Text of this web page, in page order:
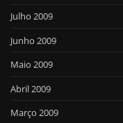
Julho 2009
Junho 2009
Maio 2009
Abril 2009
Março 2009